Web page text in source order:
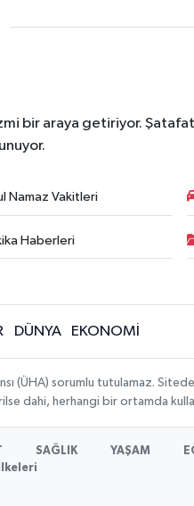
bir araya getiriyor.
Namaz Vakitleri
Haberleri
DÜNYA EKONOMİ
(ÜHA) sorumlu tutulamaz.
dahi, herhangi bir ortamda
SAĞLIK YAŞAM